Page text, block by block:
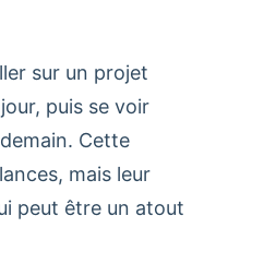
sur un projet
puis se voir
Cette
mais leur
peut être un atout